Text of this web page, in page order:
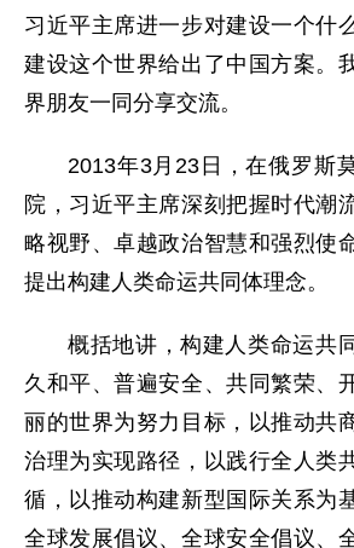
习近平主席进一步对建设一个什
建设这个世界给出了中国方案。
界朋友一同分享交流。
2013年3月23日，在俄罗斯
院，习近平主席深刻把握时代潮
略视野、卓越政治智慧和强烈使
提出构建人类命运共同体理念。
概括地讲，构建人类命运共
久和平、普遍安全、共同繁荣、
丽的世界为努力目标，以推动共
治理为实现路径，以践行全人类
循，以推动构建新型国际关系为
全球发展倡议、全球安全倡议、